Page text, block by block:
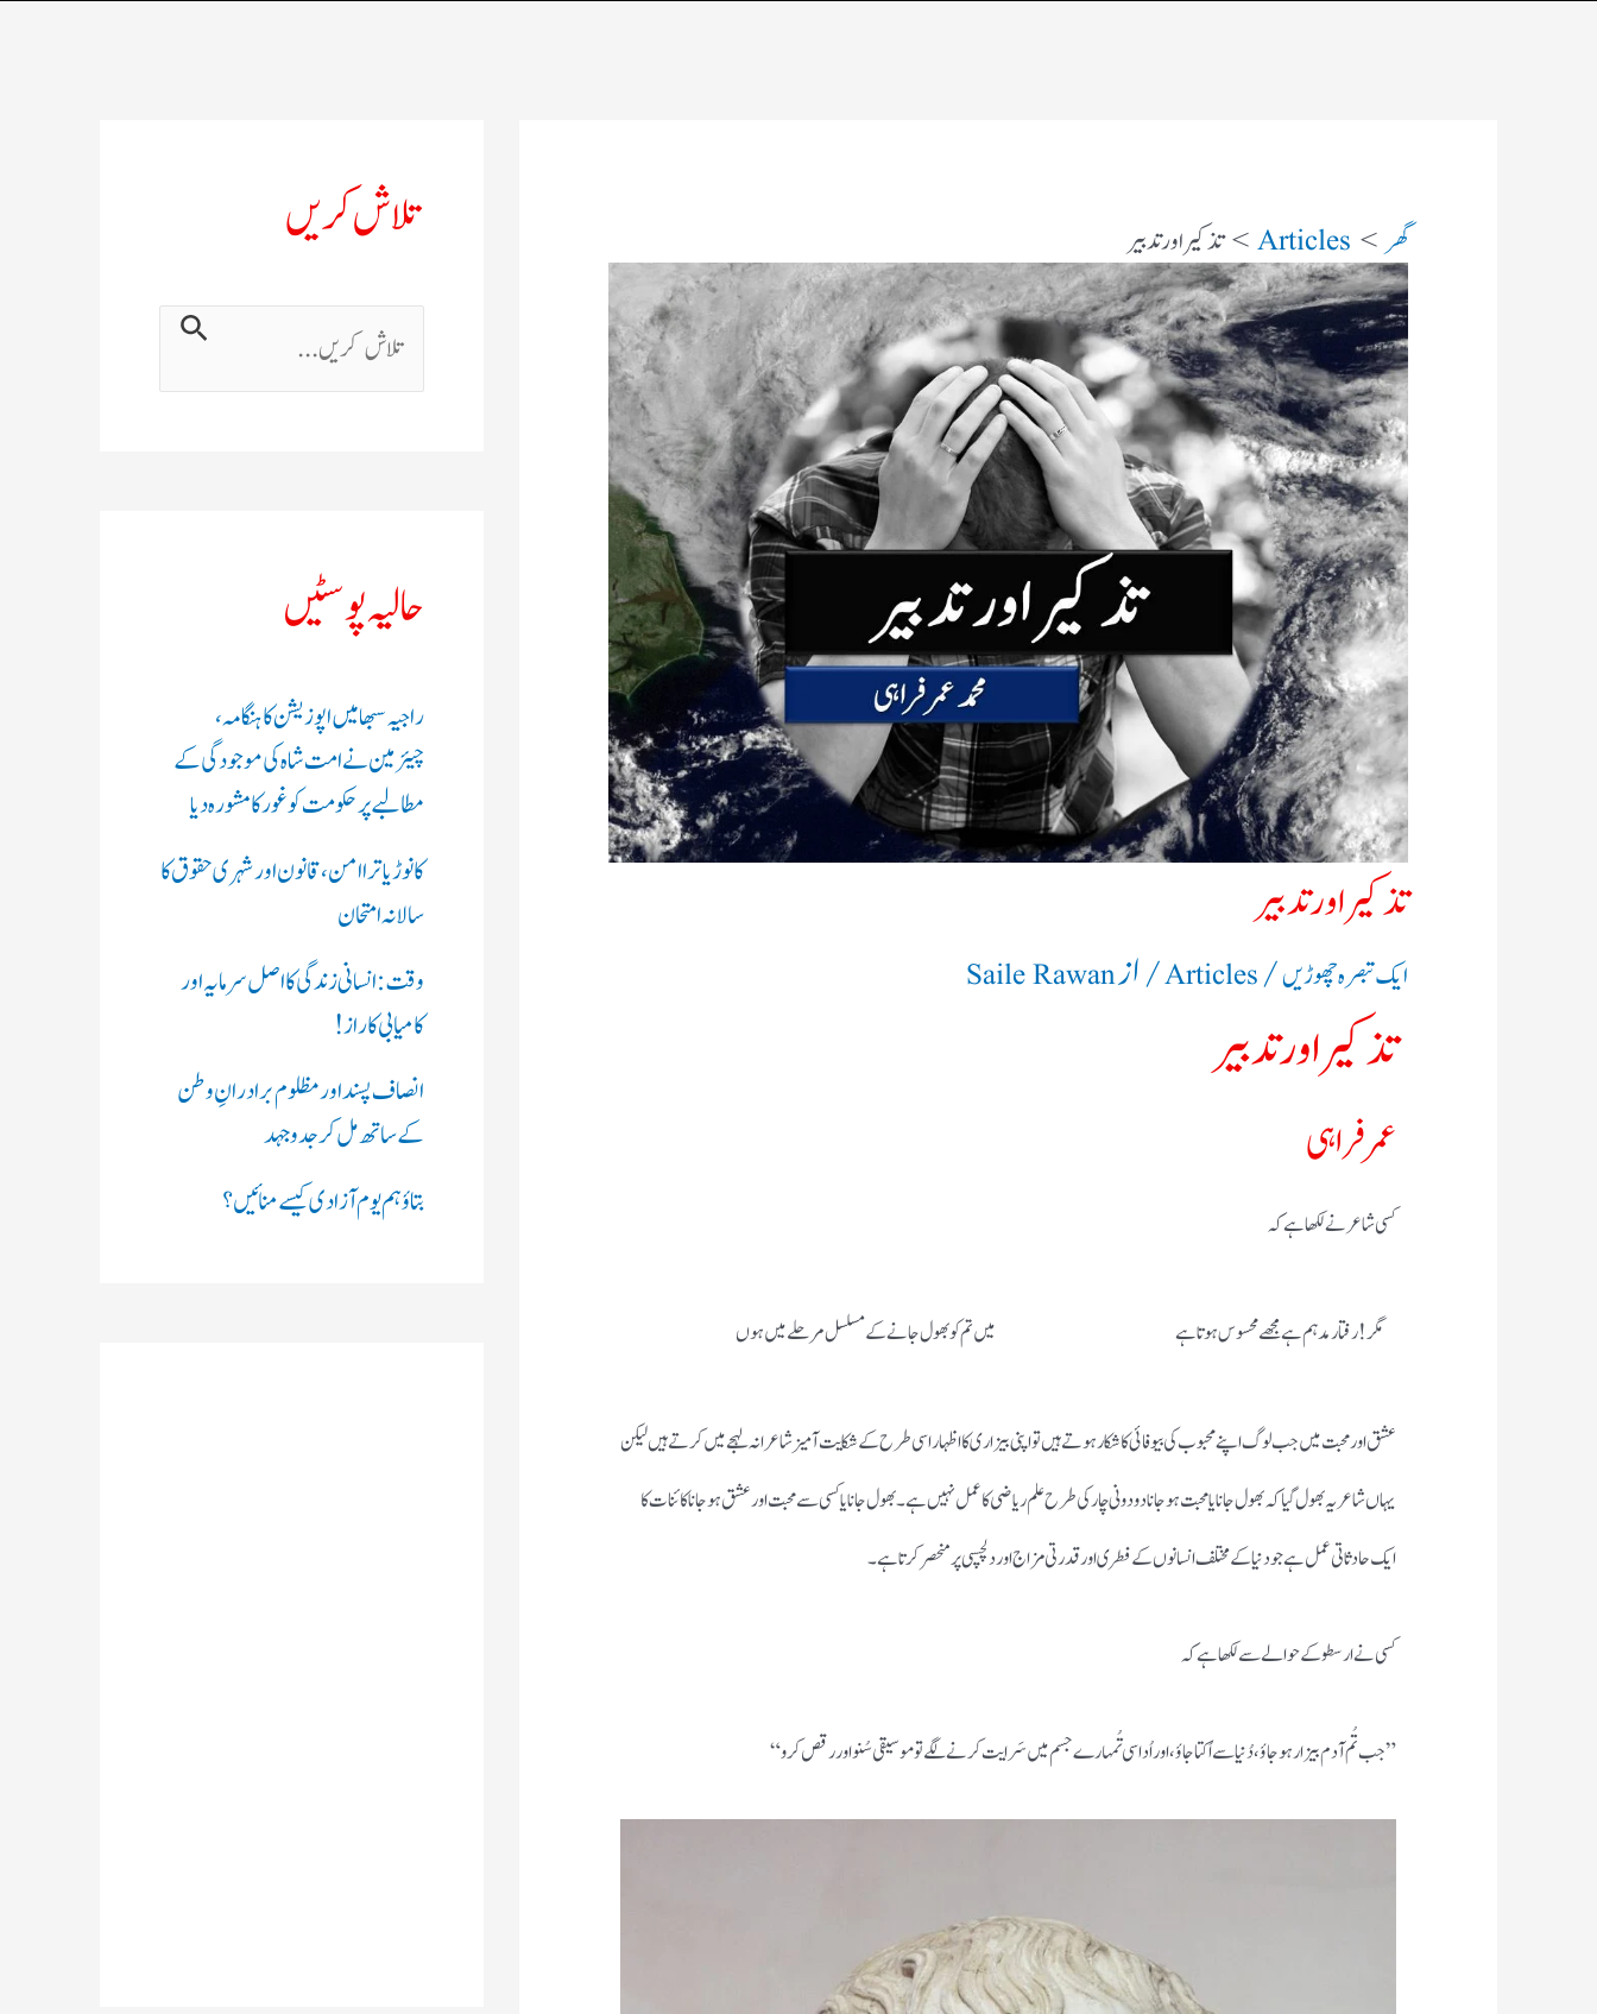
گھر Articles تذکیر اور تدبیر
تذکیر اور تدبیر
ایک تبصرہ چھوڑیں/
Articles/ ازSaile Rawan
تذکیر اور تدبیر
عمر فراہی
کسی شاعر نے لکھا ہے کہ
مگر! رفتار مدہم ہے مجھے محسوس ہوتا ہے میں تم کو بھول جانے کے مسلسل مرحلے میں ہوں
عشق اور محبت میں جب لوگ اپنے محبوب کی بیوفائی کا شکار ہوتے ہیں تو اپنی بیزاری کا اظہار اسی طرح کے شکایت آمیز شاعرانہ لہجے میں کرتے ہیں لیکن
یہاں شاعر یہ بھول گیا کہ بھول جانا یا محبت ہو جانا دو دونی چار کی طرح علم ریاضی کا عمل نہیں ہے ۔ بھول جانا یا کسی سے محبت اور عشق ہو جانا کائنات کا
ایک حادثاتی عمل ہے جو دنیا کے مختلف انسانوں کے فطری اور قدرتی مزاج اور دلچسپی پر منحصر کرتا ہے ۔
کسی نے ارسطو کے حوالے سے لکھا ہے کہ
”جب تُم آدم بیزار ہو جاؤ، دُنیا سے اُکتا جاؤ، اور اُداسی تُمہارے جسم میں سَرایت کرنے لگے تو موسیقی سُنو اور رقص کرو“
تلاش کریں
ت
ل
ر
ں
:
حالیہ پوسٹیں
راجیہ سبھا میں اپوزیشن کا ہنگامہ،
چیئرمین نے امت شاہ کی موجودگی کے
مطالبے پر حکومت کو غور کا مشورہ دیا
کانوڑ یاترا امن،قانون اور شہری حقوق کا
سالانہ امتحان
وقت: انسانی زندگی کا اصل سرمایہ اور
کامیابی کا راز !
انصاف پسند اور مظلوم برادرانِ وطن
کے ساتھ مل کر جدوجہد
بتاؤ ہم یوم آزادی کیسے منائیں؟